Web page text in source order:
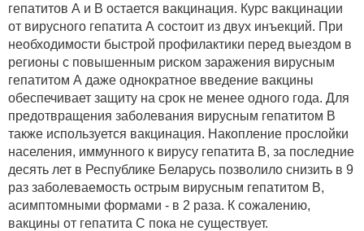
гепатитов А и В остается вакцинация. Курс вакцинации
от вирусного гепатита А состоит из двух инъекций. При
необходимости быстрой профилактики перед выездом в
регионы с повышенным риском заражения вирусным
гепатитом А даже однократное введение вакцины
обеспечивает защиту на срок не менее одного года. Для
предотвращения заболевания вирусным гепатитом В
также используется вакцинация. Накопление прослойки
населения, иммунного к вирусу гепатита В, за последние
десять лет в Республике Беларусь позволило снизить в 9
раз заболеваемость острым вирусным гепатитом В,
асимптомными формами - в 2 раза. К сожалению,
вакцины от гепатита С пока не существует.